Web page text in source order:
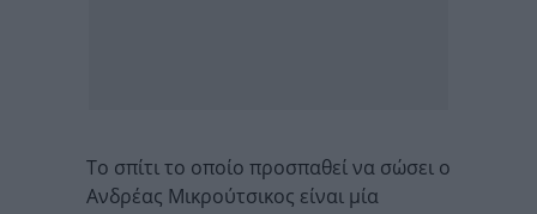
Το σπίτι το οποίο προσπαθεί να σώσει ο
Ανδρέας Μικρούτσικος είναι μία